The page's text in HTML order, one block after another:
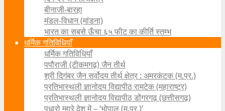
बीनाजी-बारहा
मंडल-विधान (मांडना)
भारत का सबसे ऊँचा ६५ फीट का कीर्ति स्तम्भ
धर्मिक गतिविधियाँ
धर्मिक गतिविधियाँ
पपौराजी (टीकमगढ़) जैन तीर्थ
श्री दिगंबर जैन सर्वोदय तीर्थ क्षेत्र : अमरकंटक (म.प्र.)
प्रतिभास्थली ज्ञानोदय विद्यापीठ रामटेक (महाराष्ट्र)
प्रतिभास्थली ज्ञानोदय विद्यापीठ डोंगरगढ़ (छत्तीसगढ़)
पधारो म्हारे देश में – ‘भोपाल (म.प्र.)’